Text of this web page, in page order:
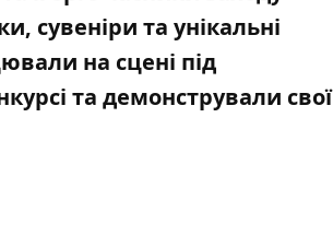
сувеніри та унікальні
на сцені під
та демонстрували свої